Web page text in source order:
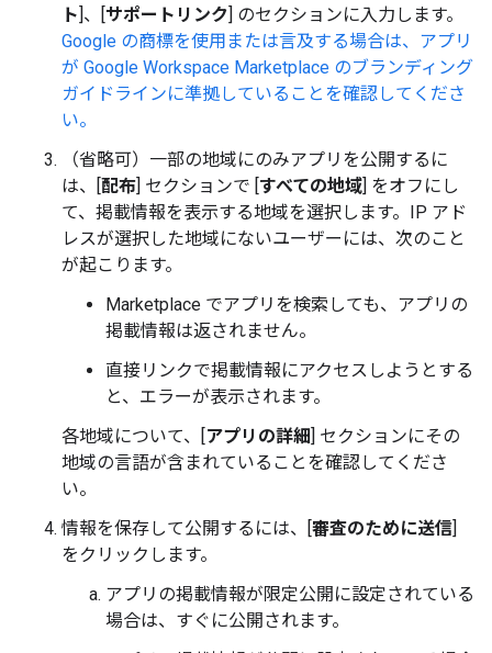
ト]、[サポートリンク] のセクションに入力します。
Google の商標を使用または言及する場合は、アプリ
が Google Workspace Marketplace のブランディング
ガイドラインに準拠していることを確認してくださ
い。
（省略可）一部の地域にのみアプリを公開するに
は、[配布] セクションで [すべての地域] をオフにし
て、掲載情報を表示する地域を選択します。IP アド
レスが選択した地域にないユーザーには、次のこと
が起こります。
Marketplace でアプリを検索しても、アプリの
掲載情報は返されません。
直接リンクで掲載情報にアクセスしようとする
と、エラーが表示されます。
各地域について、[アプリの詳細] セクションにその
地域の言語が含まれていることを確認してくださ
い。
情報を保存して公開するには、[審査のために送信]
をクリックします。
アプリの掲載情報が限定公開に設定されている
場合は、すぐに公開されます。